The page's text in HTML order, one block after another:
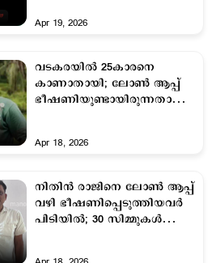
Apr 19, 2026
വടകരയില്‍ 25കാരനെ
കാണാതായി; ലോണ്‍ ആപ്പ്
ഭീഷണിയുണ്ടായിരുന്നതായി
Apr 18, 2026
നിതിന്‍ രാജിനെ ലോണ്‍ ആപ്പ്
വഴി ഭീഷണിപ്പെടുത്തിയവര്‍
പിടിയില്‍; 30 സിമ്മുകള്‍